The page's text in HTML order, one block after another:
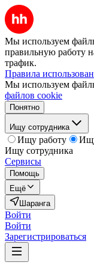
Мы используем
правильную работу
трафик.
Правила
Мы используем
файлов cookie
Понятно
Ищу сотрудника
Ищу работу
Ищу сотрудника
Сервисы
Помощь
Ещё
Шаранга
Войти
Войти
Зарегистрироваться